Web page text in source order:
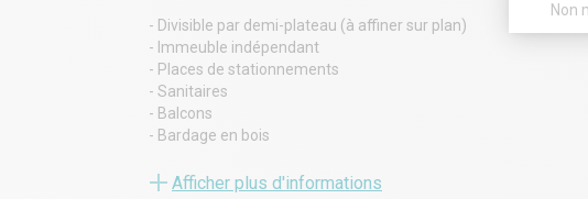
Non
- Divisible par demi-plateau (à affiner sur plan)
- Immeuble indépendant
- Places de stationnements
- Sanitaires
- Balcons
- Bardage en bois
Afficher plus d'informations